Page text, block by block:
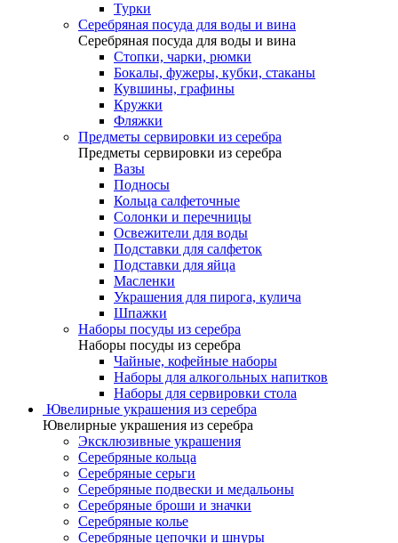
Турки
Серебряная посуда для воды и вина
Серебряная посуда для воды и вина
Стопки, чарки, рюмки
Бокалы, фужеры, кубки, стаканы
Кувшины, графины
Кружки
Фляжки
Предметы сервировки из серебра
Предметы сервировки из серебра
Вазы
Подносы
Кольца салфеточные
Солонки и перечницы
Освежители для воды
Подставки для салфеток
Подставки для яйца
Масленки
Украшения для пирога, кулича
Шпажки
Наборы посуды из серебра
Наборы посуды из серебра
Чайные, кофейные наборы
Наборы для алкогольных напитков
Наборы для сервировки стола
Ювелирные украшения из серебра
Ювелирные украшения из серебра
Эксклюзивные украшения
Серебряные кольца
Серебряные серьги
Серебряные подвески и медальоны
Серебряные броши и значки
Серебряные колье
Серебряные цепочки и шнуры